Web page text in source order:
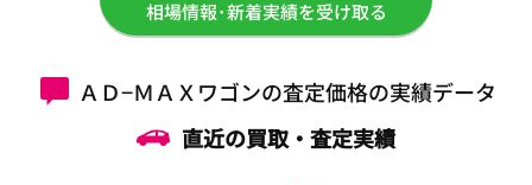
相場情報･新着実績を受け取る
ＡＤ−ＭＡＸワゴンの査定価格の実績データ
直近の買取・査定実績